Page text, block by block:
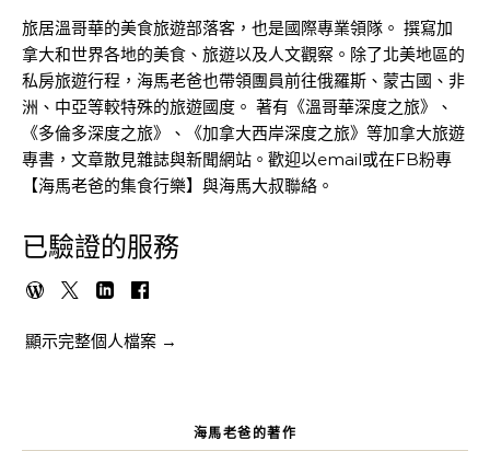
旅居溫哥華的美食旅遊部落客，也是國際專業領隊。 撰寫加
拿大和世界各地的美食、旅遊以及人文觀察。除了北美地區的
私房旅遊行程，海馬老爸也帶領團員前往俄羅斯、蒙古國、非
洲、中亞等較特殊的旅遊國度。 著有《溫哥華深度之旅》、
《多倫多深度之旅》、《加拿大西岸深度之旅》等加拿大旅遊
專書，文章散見雜誌與新聞網站。歡迎以email或在FB粉專
【海馬老爸的集食行樂】與海馬大叔聯絡。
已驗證的服務
顯示完整個人檔案 →
海馬老爸的著作